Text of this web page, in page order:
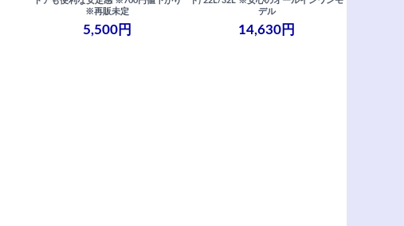
※再販未定
5,500円
デル
14,630円